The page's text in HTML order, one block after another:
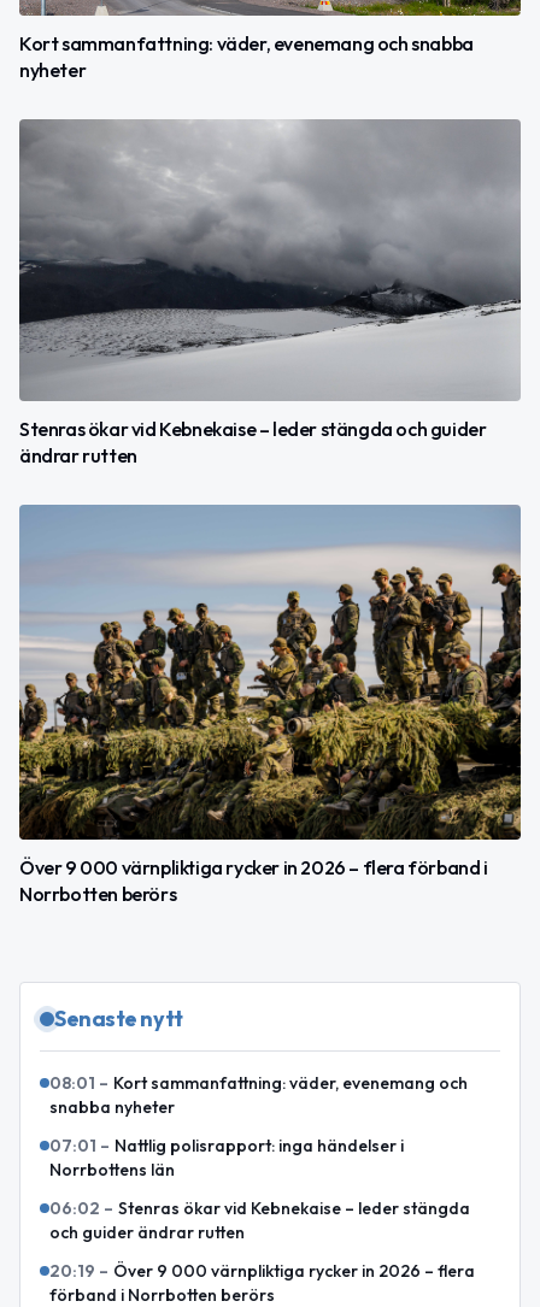
Kort sammanfattning: väder, evenemang och snabba
nyheter
Stenras ökar vid Kebnekaise – leder stängda och guider
ändrar rutten
Över 9 000 värnpliktiga rycker in 2026 – flera förband i
Norrbotten berörs
Senaste nytt
08:01 – Kort sammanfattning: väder, evenemang och
snabba nyheter
07:01 – Nattlig polisrapport: inga händelser i
Norrbottens län
06:02 – Stenras ökar vid Kebnekaise – leder stängda
och guider ändrar rutten
20:19 – Över 9 000 värnpliktiga rycker in 2026 – flera
förband i Norrbotten berörs